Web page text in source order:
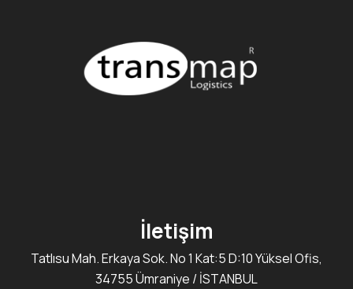
İletişim
Tatlısu Mah. Erkaya Sok. No 1 Kat:5 D:10 Yüksel Ofis,
34755 Ümraniye / İSTANBUL